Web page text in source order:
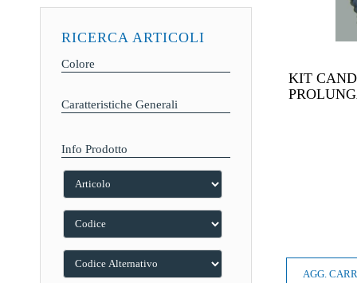
RICERCA ARTICOLI
Colore
Caratteristiche Generali
Info Prodotto
KIT
AGG.